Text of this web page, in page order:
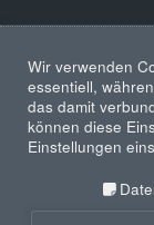
Wir verwenden
essentiell,
das damit
können diese
Einstellungen